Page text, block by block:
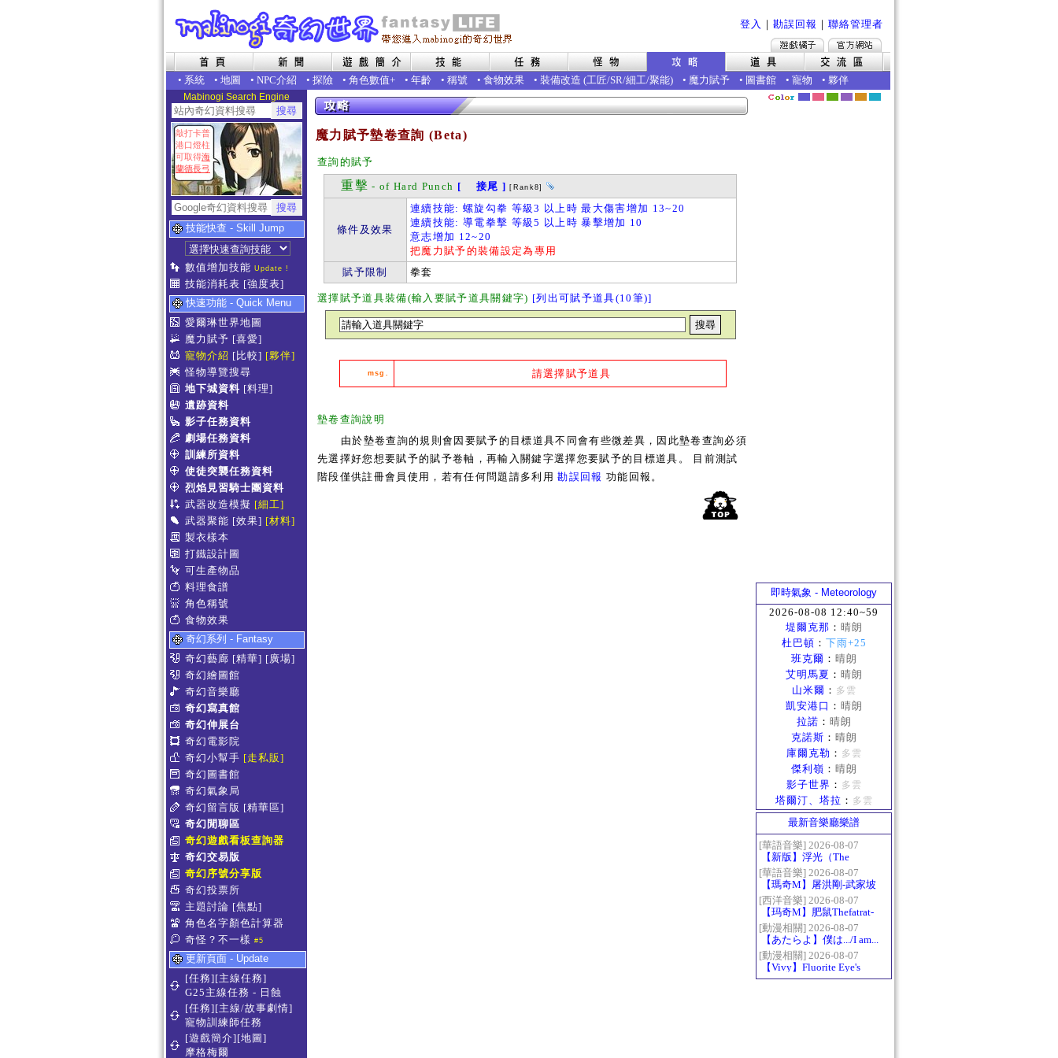
登入 ｜ 勘誤回報 ｜ 聯絡管理者
• 系統 • 地圖 • NPC介紹 • 探險 • 角色數值+ • 年齡 • 稱號 • 食物效果 • 裝備改造 (工匠/SR/細工/聚能) • 魔力賦予 • 圖書館 • 寵物 • 夥伴
Mabinogi Search Engine
敲打卡普
港口燈柱
可取得海
蘭德長弓
技能快查 - Skill Jump
數值增加技能 Update !
技能消耗表 [強度表]
快速功能 - Quick Menu
愛爾琳世界地圖
魔力賦予 [喜愛]
寵物介紹 [比較] [夥伴]
怪物導覽搜尋
地下城資料 [料理]
遺跡資料
影子任務資料
劇場任務資料
訓練所資料
使徒突襲任務資料
烈焰見習騎士團資料
武器改造模擬 [細工]
武器聚能 [效果] [材料]
製衣樣本
打鐵設計圖
可生產物品
料理食譜
角色稱號
食物效果
奇幻系列 - Fantasy
奇幻藝廊 [精華] [廣場]
奇幻繪圖館
奇幻音樂廳
奇幻寫真館
奇幻伸展台
奇幻電影院
奇幻小幫手 [走私販]
奇幻圖書館
奇幻氣象局
奇幻留言版 [精華區]
奇幻閒聊區
奇幻遊戲看板查詢器
奇幻交易版
奇幻序號分享版
奇幻投票所
主題討論 [焦點]
角色名字顏色計算器
奇怪？不一樣 #5
更新頁面 - Update
[任務][主線任務]
G25主線任務 - 日蝕
[任務][主線/故事劇情]
寵物訓練師任務
[遊戲簡介][地圖]
摩格梅爾
魔力賦予墊卷查詢 (Beta)
查詢的賦予
重擊 - of Hard Punch [ 接尾 ] [Rank8]
條件及效果
連續技能: 螺旋勾拳 等級3 以上時 最大傷害增加 13~20
連續技能: 導電拳擊 等級5 以上時 暴擊增加 10
意志增加 12~20
把魔力賦予的裝備設定為專用
賦予限制
拳套
選擇賦予道具裝備(輸入要賦予道具關鍵字) [列出可賦予道具(10筆)]
msg. 請選擇賦予道具
墊卷查詢說明
由於墊卷查詢的規則會因要賦予的目標道具不同會有些微差異，因此墊卷查詢必須
先選擇好您想要賦予的賦予卷軸，再輸入關鍵字選擇您要賦予的目標道具。 目前測試
階段僅供註冊會員使用，若有任何問題請多利用勘誤回報 功能回報。
即時氣象 - Meteorology
2026-08-08 12:40~59
堤爾克那 ： 晴朗
杜巴頓 ： 下雨+25
班克爾 ： 晴朗
艾明馬夏 ： 晴朗
山米爾 ： 多雲
凱安港口 ： 晴朗
拉諾 ： 晴朗
克諾斯 ： 晴朗
庫爾克勒 ： 多雲
傑利嶺 ： 晴朗
影子世界 ： 多雲
塔爾汀、塔拉 ： 多雲
最新音樂廳樂譜
[華語音樂] 2026-08-07
【新版】浮光（The
History）：六和弦
[華語音樂] 2026-08-07
【瑪奇M】屠洪剛-武家坡
2021
[西洋音樂] 2026-08-07
【玛奇M】肥鼠Thefatrat-
Monody
[動漫相關] 2026-08-07
【あたらよ】僕は.../I am...
（我內心的糟糕念頭/僕の
心のヤバイやつ第二季
OP）
[動漫相關] 2026-08-07
【Vivy】Fluorite Eye's
Song